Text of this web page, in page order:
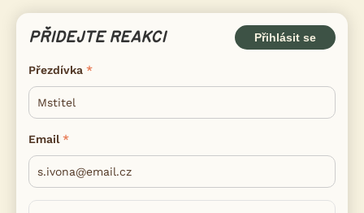
PŘIDEJTE REAKCI Přihlásit se
Přezdívka
Email